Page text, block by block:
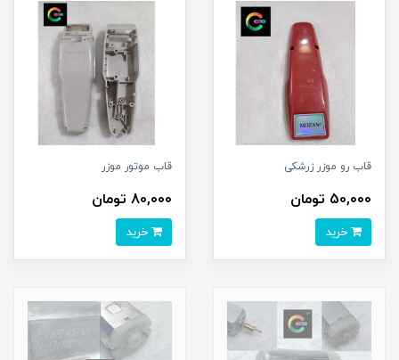
قاب رو موزر زرشکی
50,000 تومان
قاب موتور موزر
80,000 تومان